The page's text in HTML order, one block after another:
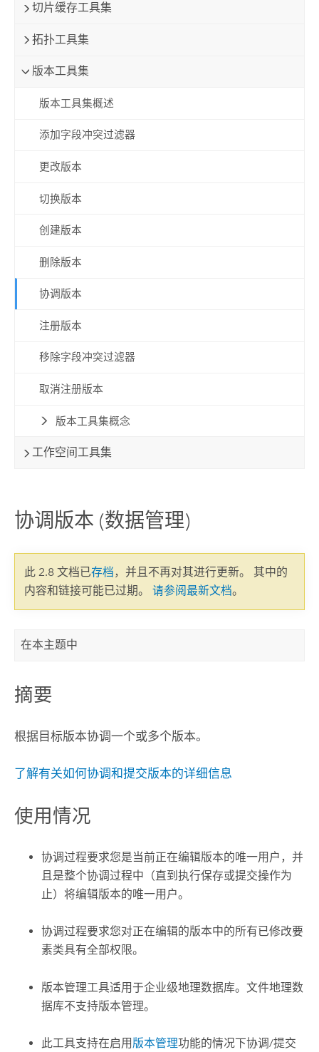
切片缓存工具集
拓扑工具集
版本工具集
版本工具集概述
添加字段冲突过滤器
更改版本
切换版本
创建版本
删除版本
协调版本
注册版本
移除字段冲突过滤器
取消注册版本
版本工具集概念
工作空间工具集
协调版本 (数据管理)
此 2.8 文档已存档，并且不再对其进行更新。 其中的
内容和链接可能已过期。 请参阅最新文档。
在本主题中
摘要
根据目标版本协调一个或多个版本。
了解有关如何协调和提交版本的详细信息
使用情况
协调过程要求您是当前正在编辑版本的唯一用户，并
且是整个协调过程中（直到执行保存或提交操作为
止）将编辑版本的唯一用户。
协调过程要求您对正在编辑的版本中的所有已修改要
素类具有全部权限。
版本管理工具适用于企业级地理数据库。文件地理数
据库不支持版本管理。
此工具支持在启用 版本管理功能的情况下协调/提交